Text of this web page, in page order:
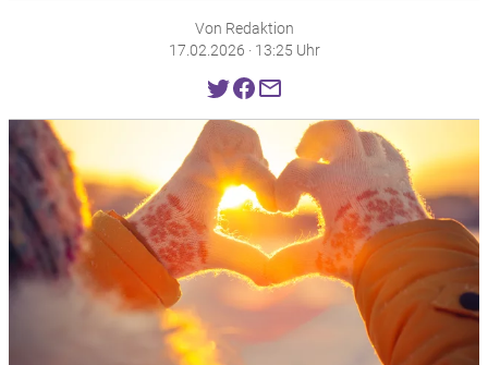
Von Redaktion
17.02.2026 · 13:25 Uhr